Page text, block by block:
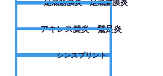
足底筋膜炎・足底腱膜炎
アキレス腱炎・鵞足炎
シンスプリント